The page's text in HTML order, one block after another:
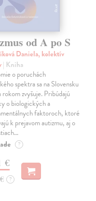
od A po S
Daniela, kolektív
| Kniha
o poruchách
spektra sa na Slovensku
rokom zvyšuje. Pribúdajú
o biologických a
faktoroch, ktoré
k prejavom autizmu, aj o
?
€
?